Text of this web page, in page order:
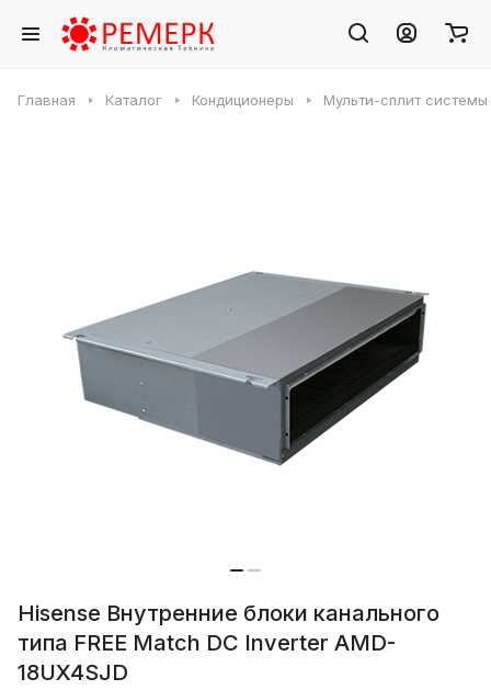
Главная Каталог Кондиционеры Мульти-сплит системы
Hisense Внутренние блоки канального
типа FREE Match DC Inverter AMD-
18UX4SJD